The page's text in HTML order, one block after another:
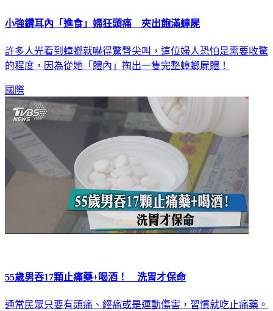
小強鑽耳內「進食」婦狂頭痛 夾出飽滿蟑屍
許多人光看到蟑螂就嚇得驚聲尖叫，這位婦人恐怕是需要收驚
的程度，因為從她「體內」掏出一隻完整蟑螂屍體！
國際
55歲男吞17顆止痛藥+喝酒！ 洗胃才保命
通常民眾只要有頭痛、經痛或是運動傷害，習慣就吃止痛藥。